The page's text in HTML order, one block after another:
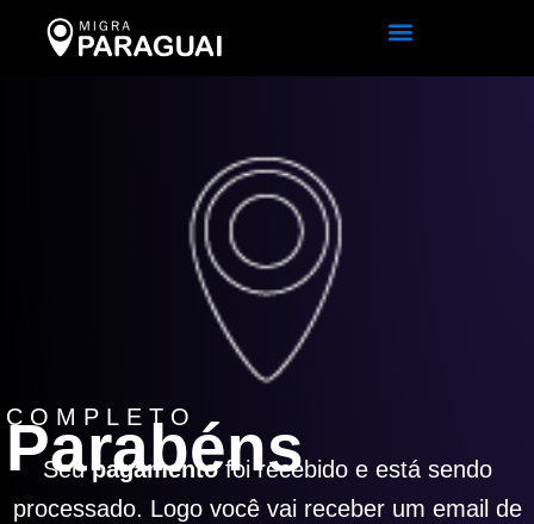
COMPLETO
Parabéns
Seupagamentofoi recebido e está sendo
processado. Logo você vai receber um email de